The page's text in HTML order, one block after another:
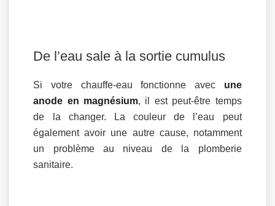
De l’eau sale à la sortie cumulus
Si votre chauffe-eau fonctionne avec une
anode en magnésium, il est peut-être temps
de la changer. La couleur de l’eau peut
également avoir une autre cause, notamment
un problème au niveau de la plomberie
sanitaire.